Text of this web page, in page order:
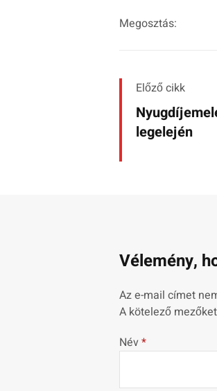
Megosztás:
Előző cikk
legelején
Vélemény,
Az e-mail címet
A kötelező mezőket
Név*